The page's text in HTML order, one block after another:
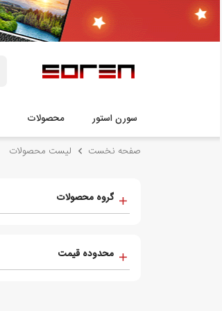
سورن استور محصولات
صفحه نخست لیست محصولات
گروه محصولات
محدوده قیمت